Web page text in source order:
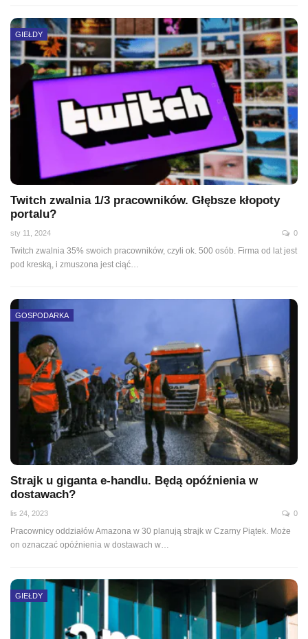
GIEŁDY
Twitch zwalnia 1/3 pracowników. Głębsze kłopoty
portalu?
sty 11, 2024 0
Twitch zwalnia 35% swoich pracowników, czyli ok. 500 osób. Firma od lat jest
pod kreską, i zmuszona jest ciąć…
GOSPODARKA
Strajk u giganta e-handlu. Będą opóźnienia w
dostawach?
lis 24, 2023 0
Pracownicy oddziałów Amazona w 30 planują strajk w Czarny Piątek. Może
on oznaczać opóźnienia w dostawach w…
GIEŁDY